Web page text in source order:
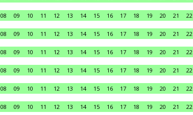
08 09 10 11 12 13 14 15 16 17 18 19 20 21 22
08 09 10 11 12 13 14 15 16 17 18 19 20 21 22
08 09 10 11 12 13 14 15 16 17 18 19 20 21 22
08 09 10 11 12 13 14 15 16 17 18 19 20 21 22
08 09 10 11 12 13 14 15 16 17 18 19 20 21 22
08 09 10 11 12 13 14 15 16 17 18 19 20 21 22